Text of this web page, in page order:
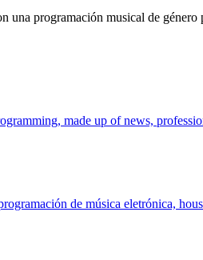
programación musical de género
made up of news,
de música eletrónica,